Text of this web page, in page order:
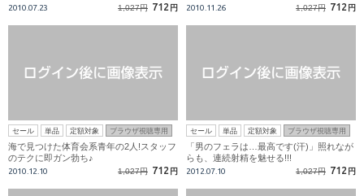
2010.07.23 1,027円 712 円 2010.11.26 1,027円 712 円
セール 単品 定額対象 ブラウザ視聴専用
海で見つけた体育会系青年の2人!スタッフ
のテクに即ガン勃ち♪
2010.12.10 1,027円 712 円
セール 単品 定額対象 ブラウザ視聴専用
「男のフェラは…最高です(汗)」照れなが
らも、連続射精を魅せる!!!
2012.07.10 1,027円 712 円